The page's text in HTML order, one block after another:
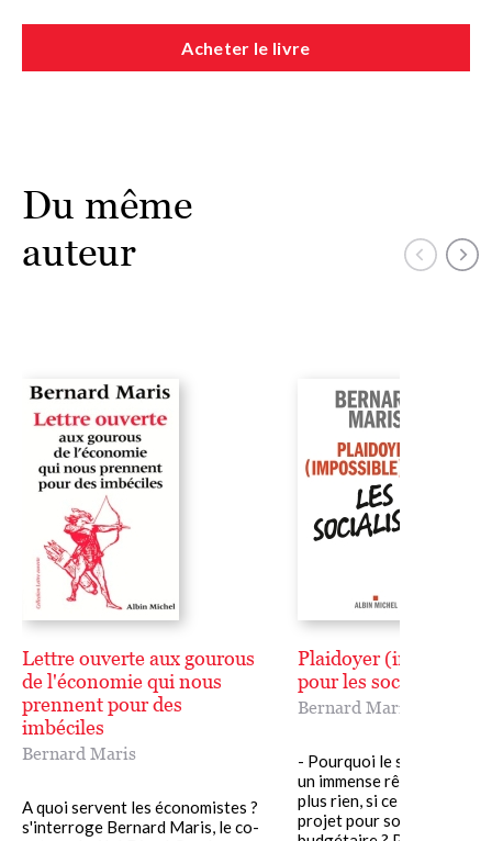
Acheter le livre
Du même
auteur
Lettre ouverte aux gourous
de l'économie qui nous
prennent pour des
imbéciles
Bernard Maris
A quoi servent les économistes ?
s'interroge Bernard Maris, le co-
Plaidoyer
pour les socialistes
Bernard Maris
- Pourquoi le socialisme,
un immense rêve, ne
plus rien, si ce n’est un
projet pour sortir du